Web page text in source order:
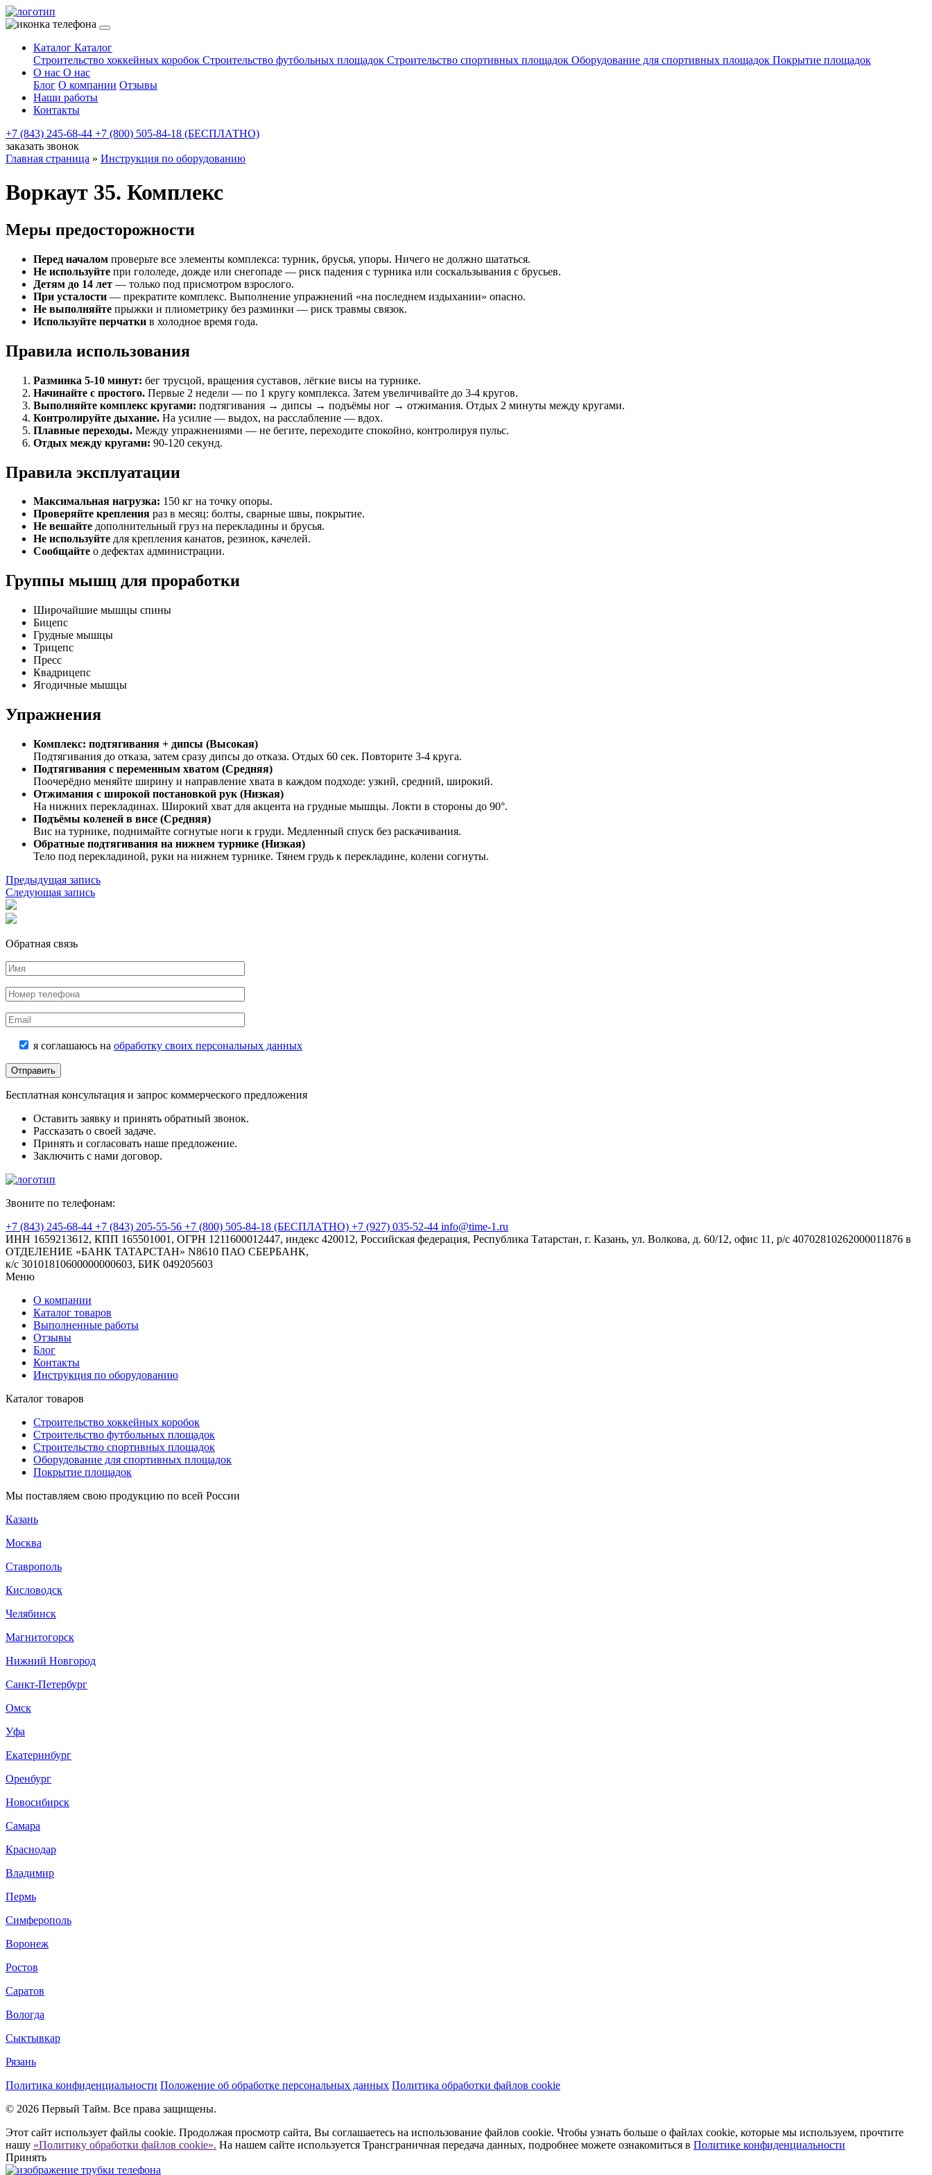
Каталог Каталог
Строительство хоккейных коробок Строительство футбольных площадок Строительство спортивных площадок Оборудование для спортивных площадок Покрытие площадок
О нас О нас
Блог О компании Отзывы
Наши работы
Контакты
+7 (843) 245-68-44 +7 (800) 505-84-18 (БЕСПЛАТНО)
заказать звонок
Главная страница » Инструкция по оборудованию
Воркаут 35. Комплекс
Меры предосторожности
Перед началом проверьте все элементы комплекса: турник, брусья, упоры. Ничего не должно шататься.
Не используйте при гололеде, дожде или снегопаде — риск падения с турника или соскальзывания с брусьев.
Детям до 14 лет — только под присмотром взрослого.
При усталости — прекратите комплекс. Выполнение упражнений «на последнем издыхании» опасно.
Не выполняйте прыжки и плиометрику без разминки — риск травмы связок.
Используйте перчатки в холодное время года.
Правила использования
Разминка 5-10 минут: бег трусцой, вращения суставов, лёгкие висы на турнике.
Начинайте с простого. Первые 2 недели — по 1 кругу комплекса. Затем увеличивайте до 3-4 кругов.
Выполняйте комплекс кругами: подтягивания → дипсы → подъёмы ног → отжимания. Отдых 2 минуты между кругами.
Контролируйте дыхание. На усилие — выдох, на расслабление — вдох.
Плавные переходы. Между упражнениями — не бегите, переходите спокойно, контролируя пульс.
Отдых между кругами: 90-120 секунд.
Правила эксплуатации
Максимальная нагрузка: 150 кг на точку опоры.
Проверяйте крепления раз в месяц: болты, сварные швы, покрытие.
Не вешайте дополнительный груз на перекладины и брусья.
Не используйте для крепления канатов, резинок, качелей.
Сообщайте о дефектах администрации.
Группы мышц для проработки
Широчайшие мышцы спины
Бицепс
Грудные мышцы
Трицепс
Пресс
Квадрицепс
Ягодичные мышцы
Упражнения
Комплекс: подтягивания + дипсы (Высокая)
Подтягивания до отказа, затем сразу дипсы до отказа. Отдых 60 сек. Повторите 3-4 круга.
Подтягивания с переменным хватом (Средняя)
Поочерёдно меняйте ширину и направление хвата в каждом подходе: узкий, средний, широкий.
Отжимания с широкой постановкой рук (Низкая)
На нижних перекладинах. Широкий хват для акцента на грудные мышцы. Локти в стороны до 90°.
Подъёмы коленей в висе (Средняя)
Вис на турнике, поднимайте согнутые ноги к груди. Медленный спуск без раскачивания.
Обратные подтягивания на нижнем турнике (Низкая)
Тело под перекладиной, руки на нижнем турнике. Тянем грудь к перекладине, колени согнуты.
Навигация
Предыдущая запись
Следующая запись
Обратная связь
я соглашаюсь на обработку своих персональных данных
Бесплатная консультация и запрос коммерческого предложения
Оставить заявку и принять обратный звонок.
Рассказать о своей задаче.
Принять и согласовать наше предложение.
Заключить с нами договор.
Звоните по телефонам:
+7 (843) 245-68-44 +7 (843) 205-55-56 +7 (800) 505-84-18 (БЕСПЛАТНО) +7 (927) 035-52-44 info@time-1.ru
ИНН 1659213612, КПП 165501001, ОГРН 1211600012447, индекс 420012, Российская федерация, Республика Татарстан, г. Казань, ул. Волкова, д. 60/12, офис 11, р/с 40702810262000011876 в
ОТДЕЛЕНИЕ «БАНК ТАТАРСТАН» N8610 ПАО СБЕРБАНК,
к/с 30101810600000000603, БИК 049205603
Меню
О компании
Каталог товаров
Выполненные работы
Отзывы
Блог
Контакты
Инструкция по оборудованию
Каталог товаров
Строительство хоккейных коробок
Строительство футбольных площадок
Строительство спортивных площадок
Оборудование для спортивных площадок
Покрытие площадок
Мы поставляем свою продукцию по всей России
Казань
Москва
Ставрополь
Кисловодск
Челябинск
Магнитогорск
Нижний Новгород
Санкт-Петербург
Омск
Уфа
Екатеринбург
Оренбург
Новосибирск
Самара
Краснодар
Владимир
Пермь
Симферополь
Воронеж
Ростов
Саратов
Вологда
Сыктывкар
Рязань
Политика конфиденциальности Положение об обработке персональных данных Политика обработки файлов cookie
© 2026 Первый Тайм. Все права защищены.
Этот сайт использует файлы cookie. Продолжая просмотр сайта, Вы соглашаетесь на использование файлов cookie. Чтобы узнать больше о файлах cookie, которые мы используем, прочтите
нашу «Политику обработки файлов cookie». На нашем сайте используется Трансграничная передача данных, подробнее можете ознакомиться в Политике конфиденциальности
Принять